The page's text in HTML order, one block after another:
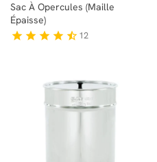
Sac À Opercules (maille
Épaisse)
star star star star star_half 12